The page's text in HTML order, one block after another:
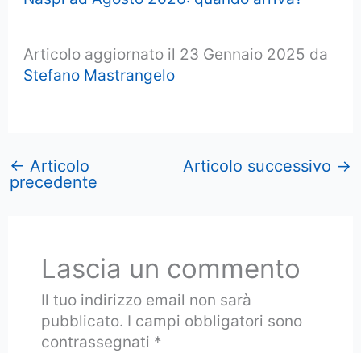
Articolo aggiornato il 23 Gennaio 2025 da
Stefano Mastrangelo
← Articolo
precedente
Articolo successivo →
Lascia un commento
Il tuo indirizzo email non sarà
pubblicato. I campi obbligatori sono
contrassegnati *